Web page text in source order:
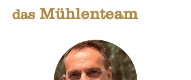
das Mühlenteam